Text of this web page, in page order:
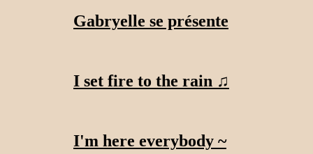
Gabryelle se présente
I set fire to the rain ♫
I'm here everybody ~